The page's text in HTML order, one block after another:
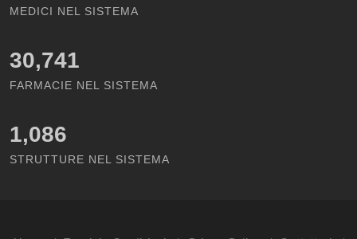
MEDICI NEL SISTEMA
30,741
FARMACIE NEL SISTEMA
1,086
STRUTTURE NEL SISTEMA